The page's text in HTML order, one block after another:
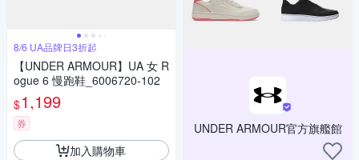
8/6 UA品牌日3折起
【UNDER ARMOUR】UA 女 R
ogue 6 慢跑鞋_6006720-102
$1,199
券
加入購物車
UNDER ARMOUR官方旗艦館